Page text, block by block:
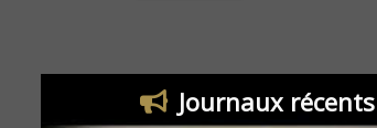
Journaux récents